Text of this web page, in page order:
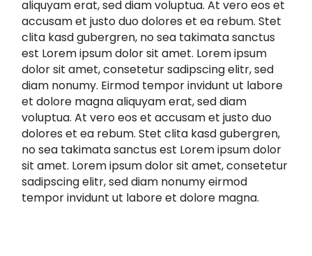
aliquyam erat, sed diam voluptua. At vero eos et
accusam et justo duo dolores et ea rebum. Stet
clita kasd gubergren, no sea takimata sanctus
est Lorem ipsum dolor sit amet. Lorem ipsum
dolor sit amet, consetetur sadipscing elitr, sed
diam nonumy. Eirmod tempor invidunt ut labore
et dolore magna aliquyam erat, sed diam
voluptua. At vero eos et accusam et justo duo
dolores et ea rebum. Stet clita kasd gubergren,
no sea takimata sanctus est Lorem ipsum dolor
sit amet. Lorem ipsum dolor sit amet, consetetur
sadipscing elitr, sed diam nonumy eirmod
tempor invidunt ut labore et dolore magna.